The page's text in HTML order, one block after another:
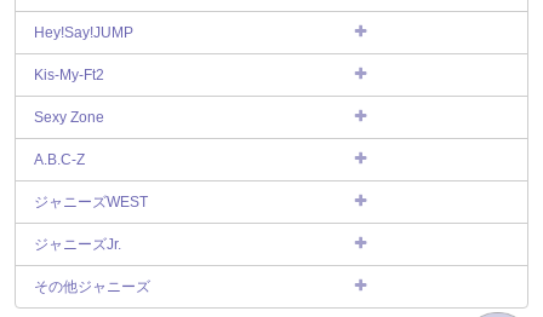
Hey!Say!JUMP
Kis-My-Ft2
Sexy Zone
A.B.C-Z
ジャニーズWEST
ジャニーズJr.
その他ジャニーズ